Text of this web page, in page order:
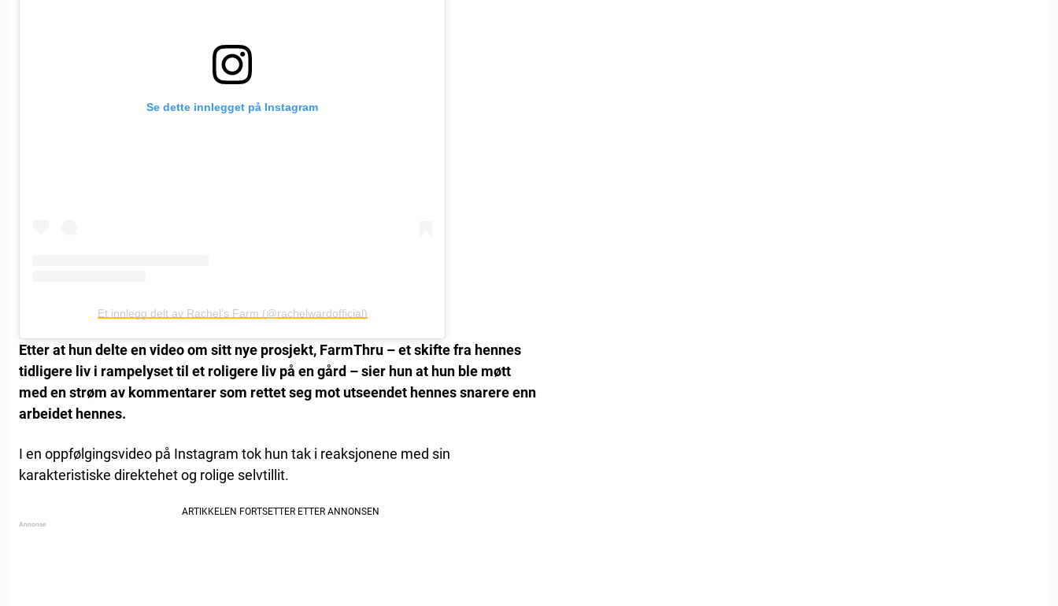
Se dette innlegget på Instagram
Et innlegg delt av Rachel’s Farm (@rachelwardofficial)
Etter at hun delte en video om sitt nye prosjekt, FarmThru – et skifte fra hennes
tidligere liv i rampelyset til et roligere liv på en gård – sier hun at hun ble møtt
med en strøm av kommentarer som rettet seg mot utseendet hennes snarere enn
arbeidet hennes.
I en oppfølgingsvideo på Instagram tok hun tak i reaksjonene med sin
karakteristiske direktehet og rolige selvtillit.